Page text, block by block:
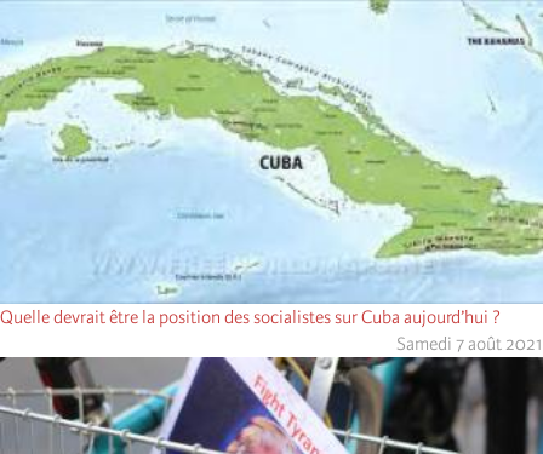
Quelle devrait être la position des socialistes sur Cuba aujourd’hui ?
Samedi 7 août 2021